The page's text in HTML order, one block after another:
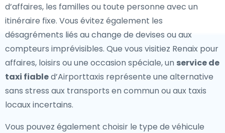
d’affaires, les familles ou toute personne avec un
itinéraire fixe. Vous évitez également les
désagréments liés au change de devises ou aux
compteurs imprévisibles. Que vous visitiez Renaix pour
affaires, loisirs ou une occasion spéciale, un service de
taxi fiabled’Airporttaxis représente une alternative
sans stress aux transports en commun ou aux taxis
locaux incertains.
Vous pouvez également choisir le type de véhicule